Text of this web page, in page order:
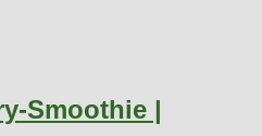
Smoothie |